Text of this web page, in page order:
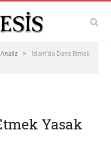
»
İslam’da Dans Etmek
Yasak